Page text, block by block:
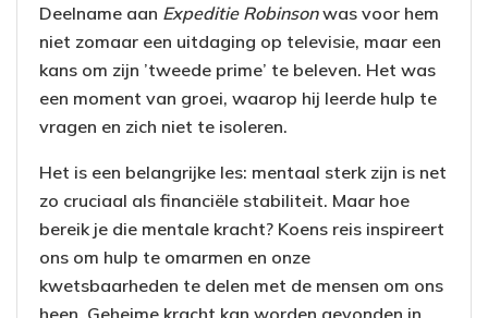
Deelname aan Expeditie Robinsonwas voor hem
niet zomaar een uitdaging op televisie, maar een
kans om zijn ’tweede prime’ te beleven. Het was
een moment van groei, waarop hij leerde hulp te
vragen en zich niet te isoleren.
Het is een belangrijke les: mentaal sterk zijn is net
zo cruciaal als financiële stabiliteit. Maar hoe
bereik je die mentale kracht? Koens reis inspireert
ons om hulp te omarmen en onze
kwetsbaarheden te delen met de mensen om ons
heen. Geheime kracht kan worden gevonden in